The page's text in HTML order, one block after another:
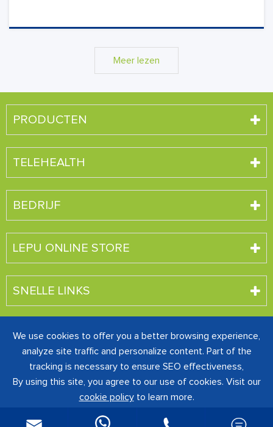
Meer lezen
PRODUCTEN
TELEHEALTH
BEDRIJF
LEPU ONLINE STORE
SNELLE LINKS
Auteursrecht ©SHENZHEN CREATIVE INDUSTRY CO.,
LTD.Alle rechten voorbehouden.
粤ICP备16060242号-1
Sitemap | Privacybeleid
We use cookies to offer you a better browsing experience,
analyze site traffic and personalize content. Part of the
tracking is necessary to ensure SEO effectiveness,
By using this site, you agree to our use of cookies. Visit our
cookie policyto learn more.
Reject Accept